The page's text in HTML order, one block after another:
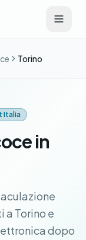
Torino
Italia
in
Torino e
dopo